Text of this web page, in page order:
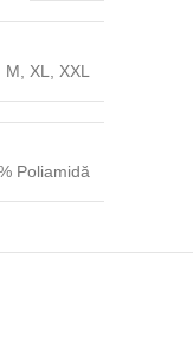
M XL XXL
Poliamidă